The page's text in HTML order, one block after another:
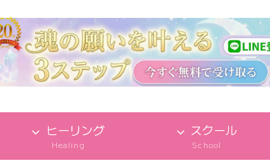
ヒーリング
Healing
スクール
School